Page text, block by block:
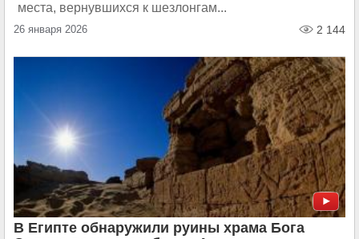
места, вернувшихся к шезлонгам...
26 января 2026 2 144
В Египте обнаружили руины храма Бога